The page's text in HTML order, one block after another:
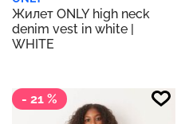
Жилет ONLY high neck
denim vest in white |
WHITE
- 21 %